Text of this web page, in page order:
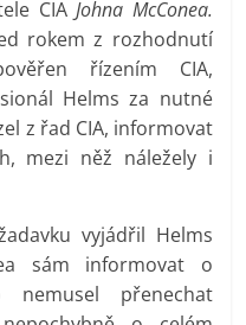
CIAJohna McConea.
rokem z rozhodnutí
řízením CIA,
Helms za nutné
z řad CIA, informovat
mezi něž náležely i
vyjádřil Helms
sám informovat o
nemusel přenechat